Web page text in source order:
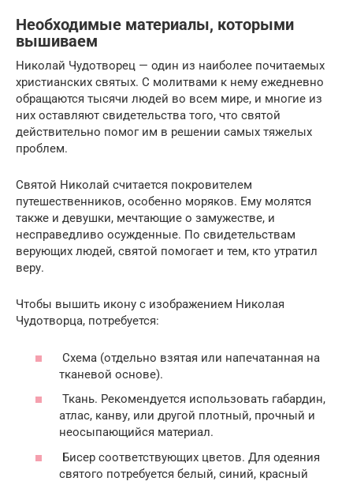
Необходимые материалы, которыми
вышиваем
Николай Чудотворец — один из наиболее почитаемых
христианских святых. С молитвами к нему ежедневно
обращаются тысячи людей во всем мире, и многие из
них оставляют свидетельства того, что святой
действительно помог им в решении самых тяжелых
проблем.
Святой Николай считается покровителем
путешественников, особенно моряков. Ему молятся
также и девушки, мечтающие о замужестве, и
несправедливо осужденные. По свидетельствам
верующих людей, святой помогает и тем, кто утратил
веру.
Чтобы вышить икону с изображением Николая
Чудотворца, потребуется:
Схема (отдельно взятая или напечатанная на
тканевой основе).
Ткань. Рекомендуется использовать габардин,
атлас, канву, или другой плотный, прочный и
неосыпающийся материал.
Бисер соответствующих цветов. Для одеяния
святого потребуется белый, синий, красный